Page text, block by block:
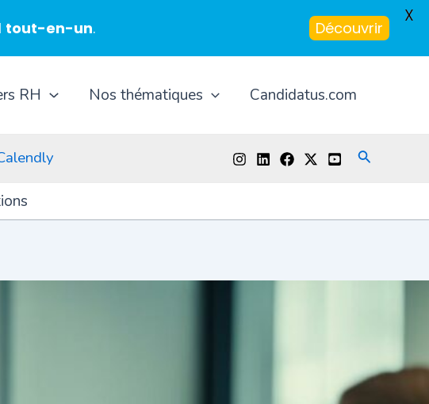
RH Nos thématiques Candidatus.com
Rechercher
tout-en-un. Découvrir
X